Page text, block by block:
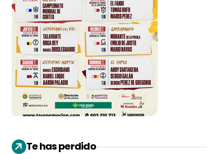
Te has perdido